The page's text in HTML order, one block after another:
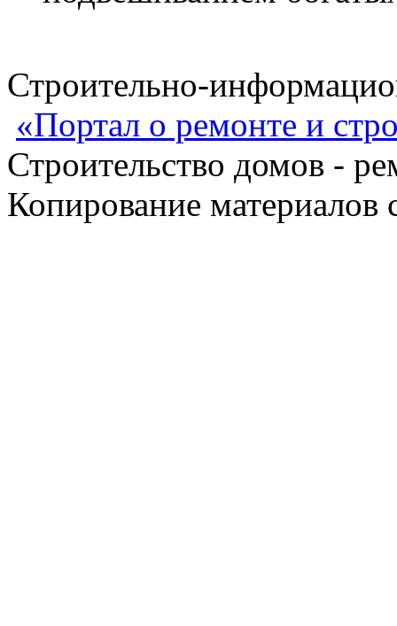
Строительно-
«Портал о ремонте и
Строительство домов -
Копирование материалов